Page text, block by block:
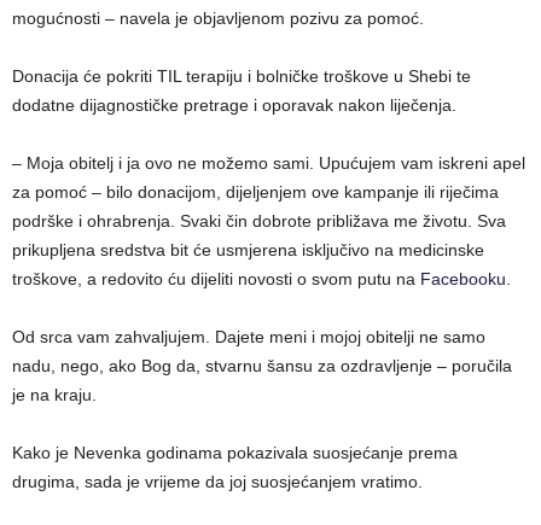
mogućnosti – navela je objavljenom pozivu za pomoć.
Donacija će pokriti TIL terapiju i bolničke troškove u Shebi te
dodatne dijagnostičke pretrage i oporavak nakon liječenja.
– Moja obitelj i ja ovo ne možemo sami. Upućujem vam iskreni apel
za pomoć – bilo donacijom, dijeljenjem ove kampanje ili riječima
podrške i ohrabrenja. Svaki čin dobrote približava me životu. Sva
prikupljena sredstva bit će usmjerena isključivo na medicinske
troškove, a redovito ću dijeliti novosti o svom putu na Facebooku
Od srca vam zahvaljujem. Dajete meni i mojoj obitelji ne samo
nadu, nego, ako Bog da, stvarnu šansu za ozdravljenje – poručila
je na kraju.
Kako je Nevenka godinama pokazivala suosjećanje prema
drugima, sada je vrijeme da joj suosjećanjem vratimo.